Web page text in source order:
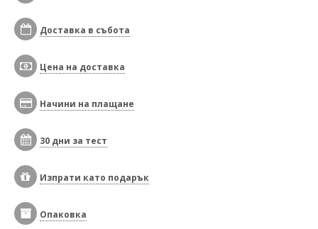
Доставка в събота
Цена на доставка
Начини на плащане
30 дни за тест
Изпрати като подарък
Опаковка